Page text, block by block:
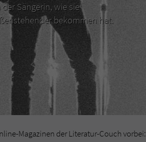
Sängerin, wie sie
bekommen hat.
Magazinen der Literatur-Couch vorbei: